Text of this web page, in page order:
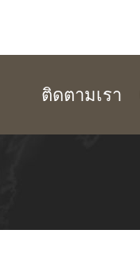
ติดตามเรา